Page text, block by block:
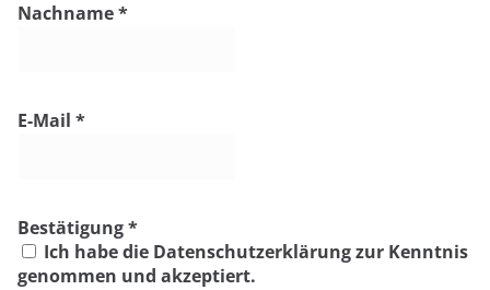
Nachname*
E-Mail *
Bestätigung*
Ich habe die Datenschutzerklärung zur Kenntnis
genommen und akzeptiert.